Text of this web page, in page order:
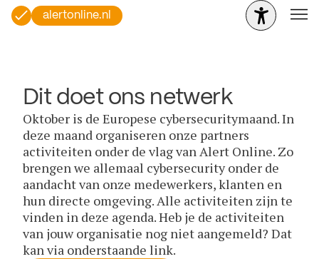
alertonline.nl
Dit doet ons netwerk
Oktober is de Europese cybersecuritymaand. In
deze maand organiseren onze partners
activiteiten onder de vlag van Alert Online. Zo
brengen we allemaal cybersecurity onder de
aandacht van onze medewerkers, klanten en
hun directe omgeving. Alle activiteiten zijn te
vinden in deze agenda. Heb je de activiteiten
van jouw organisatie nog niet aangemeld? Dat
kan via onderstaande link.